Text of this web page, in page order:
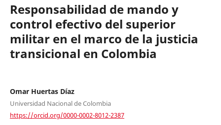
Responsabilidad de mando y
control efectivo del superior
militar en el marco de la justicia
transicional en Colombia
Omar Huertas Díaz
Universidad Nacional de Colombia
https://orcid.org/0000-0002-8012-2387